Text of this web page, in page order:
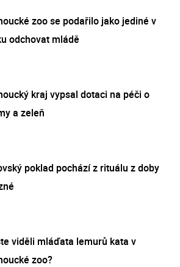
zoo se podařilo jako jediné v
odchovat mládě
kraj vypsal dotaci na péči o
a zeleň
poklad pochází z rituálu z doby
viděli mláďata lemurů kata v
zoo?